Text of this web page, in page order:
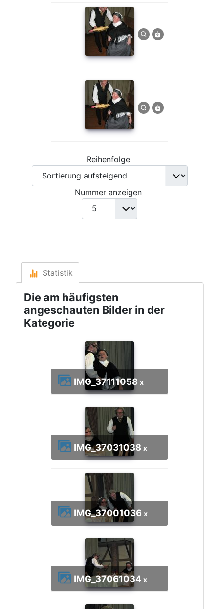
Reihenfolge
Nummer anzeigen
Statistik
Die am häufigsten
angeschauten Bilder in der
Kategorie
IMG_37111058 x
IMG_37031038 x
IMG_37001036 x
IMG_37061034 x